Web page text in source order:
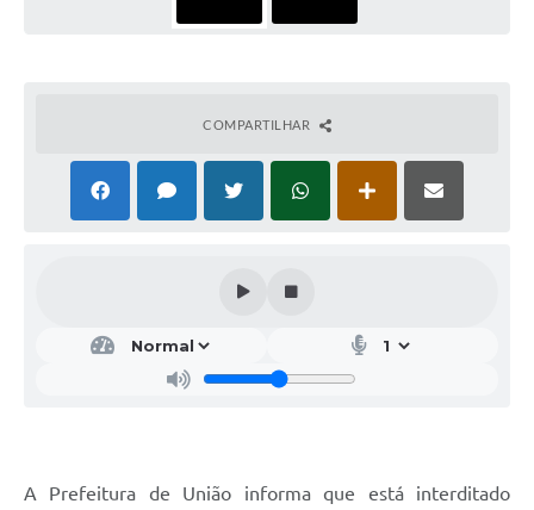
COMPARTILHAR
A Prefeitura de União informa que está interditado